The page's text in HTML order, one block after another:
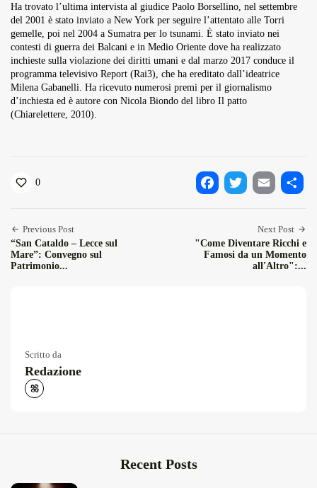
Ha trovato l’ultima intervista al giudice Paolo Borsellino, nel settembre
del 2001 è stato inviato a New York per seguire l’attentato alle Torri
gemelle, poi nel 2004 a Sumatra per lo tsunami. È stato inviato nei
contesti di guerra dei Balcani e in Medio Oriente dove ha realizzato
inchieste sulla violazione dei diritti umani e dal marzo 2017 conduce il
programma televisivo Report (Rai3), che ha ereditato dall’ideatrice
Milena Gabanelli. Ha ricevuto numerosi premi per il giornalismo
d’inchiesta ed è autore con Nicola Biondo del libro Il patto
(Chiarelettere, 2010).
0
Previous Post
“San Cataldo – Lecce sul
Mare”: Convegno sul
Patrimonio...
Next Post
"Come Diventare Ricchi e
Famosi da un Momento
all'Altro":...
Scritto da
Redazione
Recent Posts